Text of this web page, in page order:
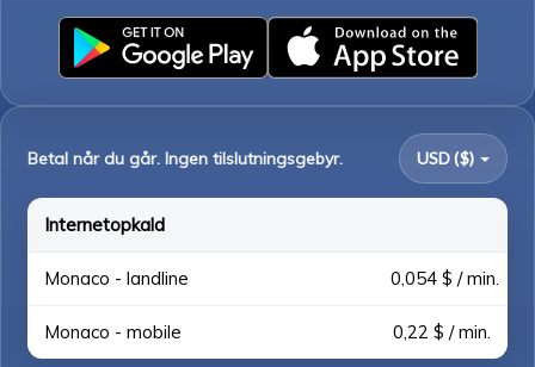
Betal når du går. Ingen tilslutningsgebyr. USD ($)
Internetopkald
Monaco - landline 0,054 $ / min.
Monaco - mobile 0,22 $ / min.